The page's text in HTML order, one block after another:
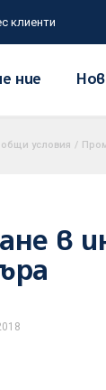
клиенти
ние
условия /
в